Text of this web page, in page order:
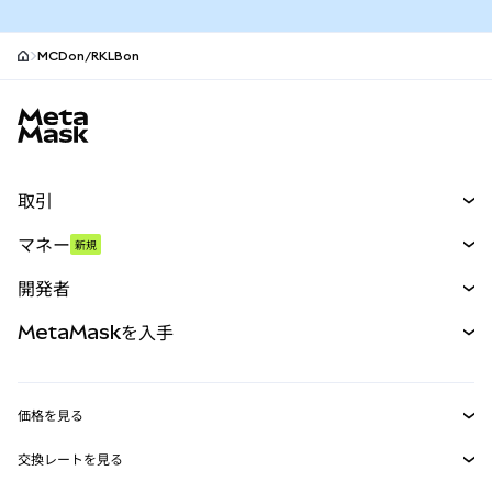
MCDon/RKLBon
取引
パーペチュアル
RWA
マネー 新規
開発者
MetaMask Connect
MetaMaskを入手
価格を見る
イーサリアムの価格
交換レートを見る